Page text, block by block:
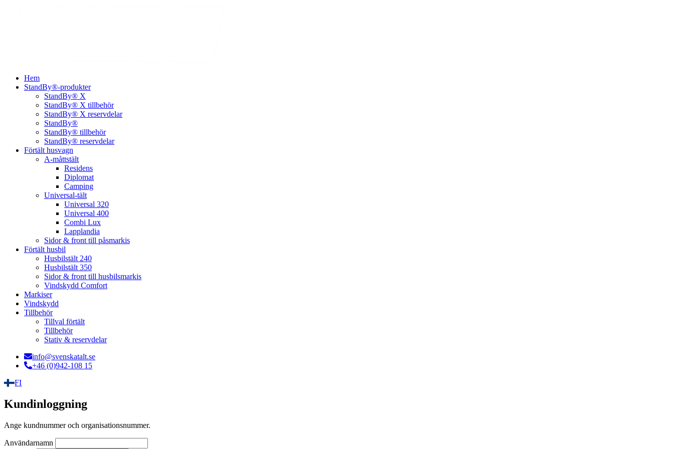
Hem
StandBy®-produkter
StandBy® X
StandBy® X tillbehör
StandBy® X reservdelar
StandBy®
StandBy® tillbehör
StandBy® reservdelar
Förtält husvagn
A-måttstält
Residens
Diplomat
Camping
Universal-tält
Universal 320
Universal 400
Combi Lux
Lapplandia
Sidor & front till påsmarkis
Förtält husbil
Husbilstält 240
Husbilstält 350
Sidor & front till husbilsmarkis
Vindskydd Comfort
Markiser
Vindskydd
Tillbehör
Tillval förtält
Tillbehör
Stativ & reservdelar
info@svenskatalt.se
+46 (0)942-108 15
FI
Kundinloggning
Ange kundnummer och organisationsnummer.
Användarnamn